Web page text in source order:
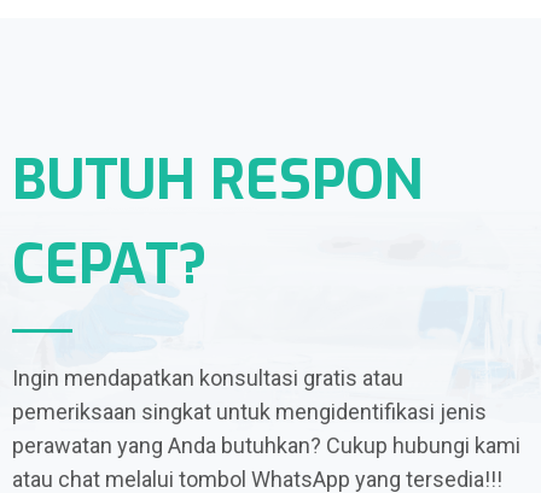
BUTUH RESPON
CEPAT?
Ingin mendapatkan konsultasi gratis atau
pemeriksaan singkat untuk mengidentifikasi jenis
perawatan yang Anda butuhkan? Cukup hubungi kami
atau chat melalui tombol WhatsApp yang tersedia!!!